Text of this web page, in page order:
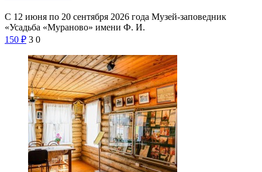
С 12 июня по 20 сентября 2026 года Музей-заповедник
«Усадьба «Мураново» имени Ф. И.
150 ₽ 3 0